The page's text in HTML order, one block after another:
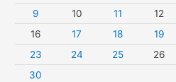
9
10 11 12
16
17 18 19
23
24 25 26
30